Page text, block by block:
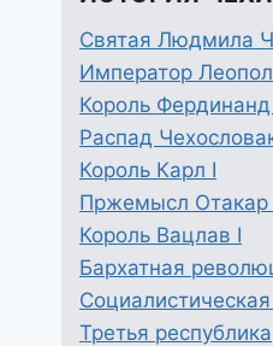
Святая Людмила
Император
Король Фердинанд
Распад
Король Карл I
Пржемысл Отакар
Король Вацлав I
Бархатная
Третья республика